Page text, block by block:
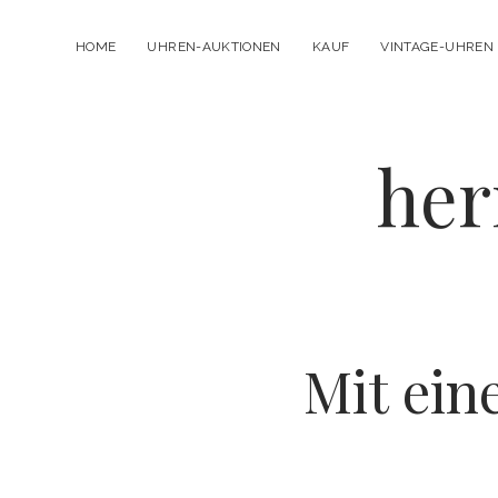
HOME UHREN-AUKTIONEN KAUF VINTAGE-UHREN
Mit